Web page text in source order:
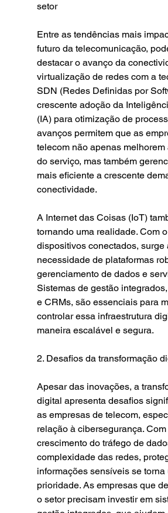
setor
Entre as tendências mais
futuro da telecomunicação,
destacar o avanço da
virtualização de redes com a
SDN (Redes Definidas por
crescente adoção da
(IA) para otimização de
avanços permitem que as
telecom não apenas
do serviço, mas também
mais eficiente a crescente
conectividade.
A Internet das Coisas (IoT)
tornando uma realidade. Com
dispositivos conectados, surge
necessidade de plataformas
gerenciamento de dados e
Sistemas de gestão
e CRMs, são essenciais para
controlar essa infraestrutura
maneira escalável e segura.
2. Desafios da transformação
Apesar das inovações, a
digital apresenta desafios
as empresas de telecom,
relação à cibersegurança. Com
crescimento do tráfego de
complexidade das redes,
informações sensíveis se torna
prioridade. As empresas que
o setor precisam investir em